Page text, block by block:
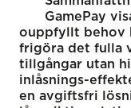
GamePay
ouppfyllt behov
frigöra det fulla
tillgångar utan
inlåsnings-
en avgiftsfri